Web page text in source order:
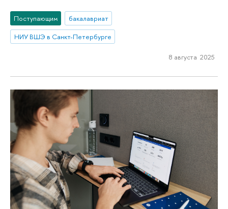
Поступающим
бакалавриат
НИУ ВШЭ в Санкт-Петербурге
8 августа 2025